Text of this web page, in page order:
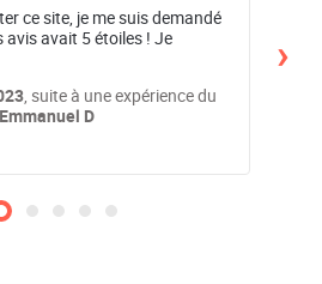
avait 5 étoiles ! Je
, suite à une expérience du
Emmanuel D
d
›